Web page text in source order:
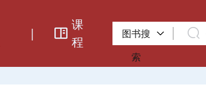
|
课
程
图书搜
索